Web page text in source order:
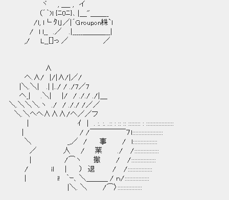
ヾ　　, ＿_ ,　イ
（´｀)l {ﾆ0ﾆ}､ |＿"＿＿__
/l, l└ ﾀl」／|´Groupon株`l
/　l l__　.／　 .|_____＿＿＿___|
,/　　L__[]っ ／　 　 　　　　／
∧
へ.∧/　|/|∧/|／/
|＼.＼|　 .| |../ / ./7／7
へ_|　　.＼|　　|/　/ ././ ./|＿
＼.＼＼＼.ヽ　./　/ ././ /／／
＼.＼ヘヘΛΛΛ/へ／／フ
｜　　　　　　　　　ｲ　|　. :. :. .:: : :: :: :::::::: : ::::::::::::::::::
｜　　　　　　　 　　　/ /￣￣￣￣￣７l::::::::::::::::::::
＼　　　　　　　_,／　/ 　　事　　　/　l::::::::::::::::
／　 　　 　 人　　/　　業　　　./　 /::::::::::::::::
|　　　　 　　/⌒ヽ　 　撤　　　/　 /::::::::::::::::
/　　　 　iｌ　　|　　 ）　退　　　 /　 /::::::::::::::::
|　　　　　　i!　｀ｰ、＼＿＿＿ / ｎ/::::::::::::::::
|＼. ＼　　　/⌒〉::::::::::::::::